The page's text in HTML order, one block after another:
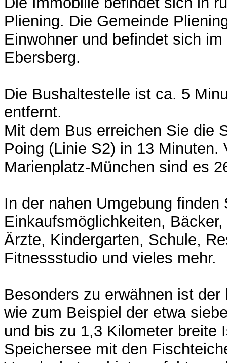
Pliening. Die Gemeinde
Einwohner und befindet sich
Ebersberg.
Die Bushaltestelle ist ca. 5
entfernt.
Mit dem Bus erreichen Sie die
Poing (Linie S2) in 13 Minuten.
Marienplatz-München sind es
In der nahen Umgebung finden
Einkaufsmöglichkeiten,
Ärzte, Kindergarten, Schule,
Fitnessstudio und vieles mehr.
Besonders zu erwähnen ist der
wie zum Beispiel der etwa
und bis zu 1,3 Kilometer breite
Speichersee mit den